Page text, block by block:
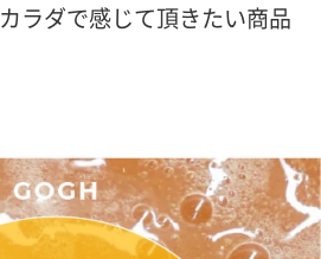
ラダで感じて頂きたい商品